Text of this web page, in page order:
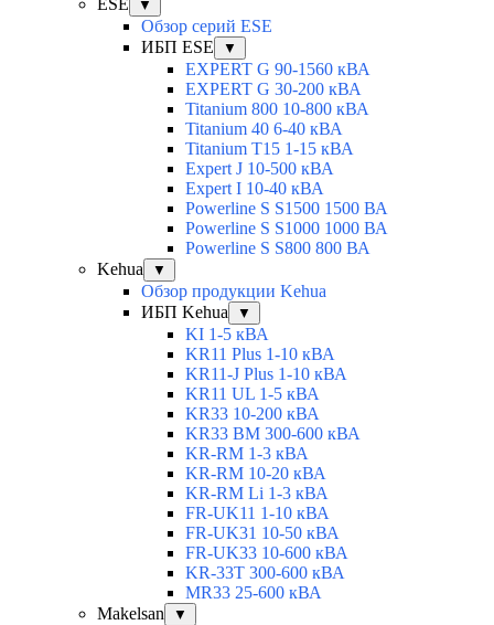
ESE ▼
Обзор серий ESE
ИБП ESE
▼
EXPERT G 90-1560 кВА
EXPERT G 30-200 кВА
Titanium 800 10-800 кВА
Titanium 40 6-40 кВА
Titanium T15 1-15 кВА
Expert J 10-500 кВА
Expert I 10-40 кВА
Powerline S S1500 1500 ВА
Powerline S S1000 1000 ВА
Powerline S S800 800 ВА
Kehua
▼
Обзор продукции Kehua
ИБП Kehua
▼
KI 1-5 кВА
KR11 Plus 1-10 кВА
KR11-J Plus 1-10 кВА
KR11 UL 1-5 кВА
KR33 10-200 кВА
KR33 BM 300-600 кВА
KR-RM 1-3 кВА
KR-RM 10-20 кВА
KR-RM Li 1-3 кВА
FR-UK11 1-10 кВА
FR-UK31 10-50 кВА
FR-UK33 10-600 кВА
KR-33T 300-600 кВА
MR33 25-600 кВА
Makelsan
▼